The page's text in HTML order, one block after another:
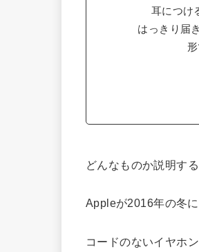
耳につけ
はっきり届
どんなものか説明す
Appleが2016年の冬
コードのないイヤホ